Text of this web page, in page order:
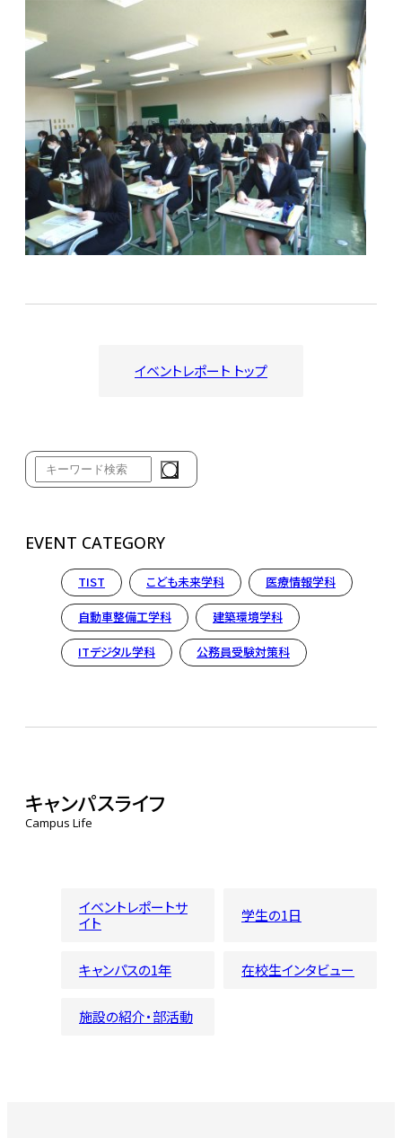
イベントレポート トップ
EVENT CATEGORY
TIST こども未来学科 医療情報学科
自動車整備工学科 建築環境学科
ITデジタル学科 公務員受験対策科
キャンパスライフ
Campus Life
イベントレポートサ
イト
学生の1日
キャンパスの1年 在校生インタビュー
施設の紹介・部活動